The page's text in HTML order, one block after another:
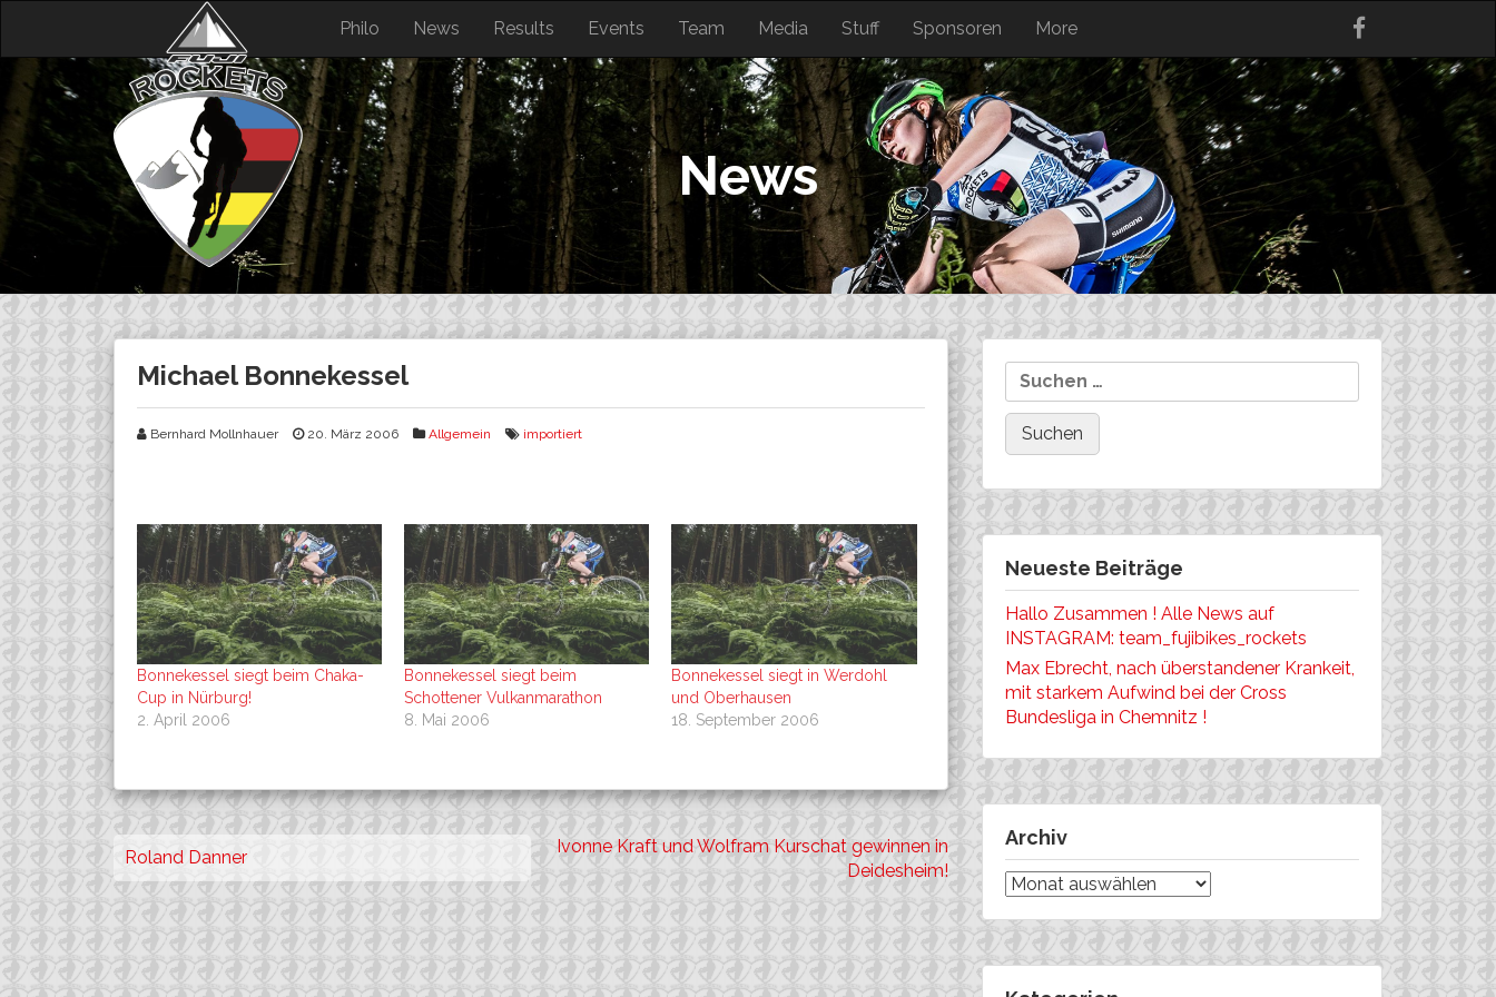
content
Philo News Results Events Team Media Stuff Sponsoren More
News
Michael Bonnekessel
Bernhard Mollnhauer 20. März 2006 Allgemein importiert
Bonnekessel siegt beim Chaka-
Cup in Nürburg!
2. April 2006
Bonnekessel siegt beim
Schottener Vulkanmarathon
8. Mai 2006
Bonnekessel siegt in Werdohl
und Oberhausen
18. September 2006
Beitragsnavigation
Roland Danner
Ivonne Kraft und Wolfram Kurschat gewinnen in
Deidesheim!
Suchen
nach:
Neueste Beiträge
Hallo Zusammen ! Alle News auf
INSTAGRAM: team_fujibikes_rockets
Max Ebrecht, nach überstandener Krankeit,
mit starkem Aufwind bei der Cross
Bundesliga in Chemnitz !
Archiv
Archiv